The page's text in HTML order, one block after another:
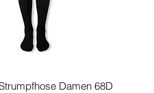
SchnellansichtDamen 68D